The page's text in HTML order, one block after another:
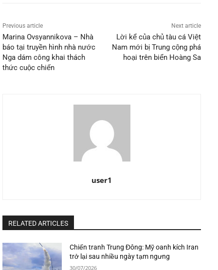
Previous article
Marina Ovsyannikova – Nhà
báo tại truyền hình nhà nước
Nga dám công khai thách
thức cuộc chiến
Next article
Lời kể của chủ tàu cá Việt
Nam mới bị Trung cộng phá
hoại trên biển Hoàng Sa
user1
RELATED ARTICLES
Chiến tranh Trung Đông: Mỹ oanh kích Iran
trở lại sau nhiều ngày tạm ngưng
30/07/2026